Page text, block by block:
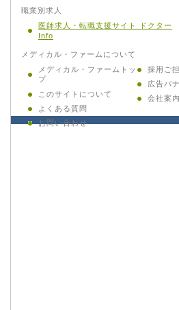
職業別求人
医師求人・転職支援サイト ドクター
Info
メディカル・ファームについて
メディカル・ファームトッ
プ
このサイトについて
よくある質問
お問い合わせ
採用ご
広告バ
会社案内